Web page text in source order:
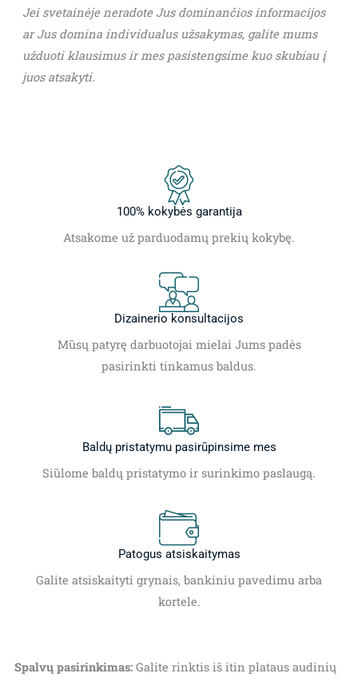
Jei svetainėje neradote Jus dominančios informacijos
ar Jus domina individualus užsakymas, galite mums
užduoti klausimus ir mes pasistengsime kuo skubiau į
juos atsakyti.
100% kokybės garantija
Atsakome už parduodamų prekių kokybę.
Dizainerio konsultacijos
Mūsų patyrę darbuotojai mielai Jums padės
pasirinkti tinkamus baldus.
Baldų pristatymu pasirūpinsime mes
Siūlome baldų pristatymo ir surinkimo paslaugą.
Patogus atsiskaitymas
Galite atsiskaityti grynais, bankiniu pavedimu arba
kortele.
Spalvų pasirinkimas:Galite rinktis iš itin plataus audinių